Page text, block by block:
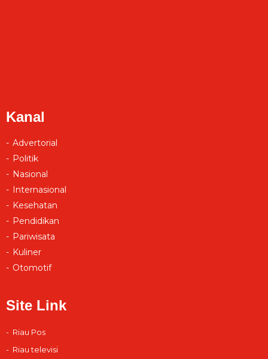
Kanal
Advertorial
Politik
Nasional
Internasional
Kesehatan
Pendidikan
Pariwisata
Kuliner
Otomotif
Site Link
Riau Pos
Riau televisi